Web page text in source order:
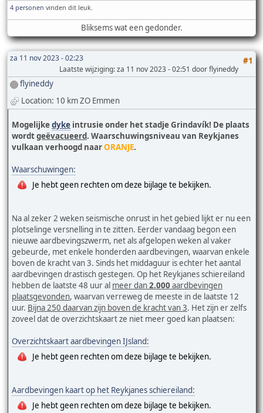
4 personen vinden dit leuk.
Bliksems wat een gedonder.
za 11 nov 2023 - 02:23 #1
Laatste wijziging: za 11 nov 2023 - 02:51 door flyineddy
flyineddy
Location: 10 km ZO Emmen
Mogelijkedyke intrusie onder het stadje Grindavík! De plaats
wordtgeëvacueerd. Waarschuwingsniveau van Reykjanes
vulkaan verhoogd naarORANJE.
Waarschuwingen:
Je hebt geen rechten om deze bijlage te bekijken.
Na al zeker 2 weken seismische onrust in het gebied lijkt er nu een
plotselinge versnelling in te zitten. Eerder vandaag begon een
nieuwe aardbevingszwerm, net als afgelopen weken al vaker
gebeurde, met enkele honderden aardbevingen, waarvan enkele
boven de kracht van 3. Sinds het middaguur is echter het aantal
aardbevingen drastisch gestegen. Op het Reykjanes schiereiland
hebben de laatste 48 uur al meer dan2.000 aardbevingen
plaatsgevonden, waarvan verreweg de meeste in de laatste 12
uur. Bijna 250 daarvan zijn boven de kracht van 3. Het zijn er zelfs
zoveel dat de overzichtskaart ze niet meer goed kan plaatsen:
Overzichtskaart aardbevingen IJsland:
Je hebt geen rechten om deze bijlage te bekijken.
Aardbevingen kaart op het Reykjanes schiereiland:
Je hebt geen rechten om deze bijlage te bekijken.